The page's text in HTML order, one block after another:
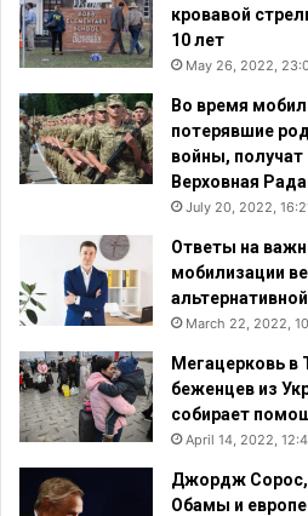
кровавой
10 лет
May 26, 2022,
Во время
потерявшие
войны, получат
Верховная Рада
July 20, 2022,
Ответы на
мобилизации
March 22, 2022,
Мегацерковь в
беженцев из
собирает
April 14, 2022,
Джордж Сорос,
Обамы и